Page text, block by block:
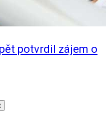
potvrdil zájem o